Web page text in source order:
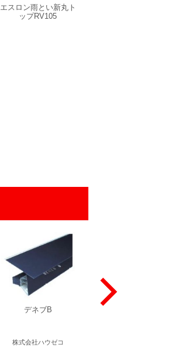
エスロン雨とい新丸ト
ップRV105
デネブB
株式会社ハウゼコ